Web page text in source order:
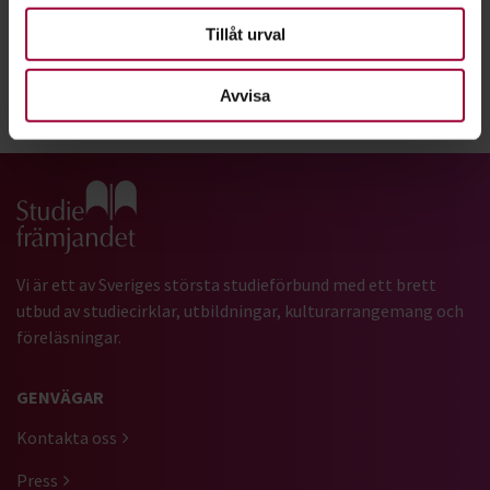
Tillåt urval
Avvisa
Dela: Facebook LinkedIn E-mail
Gå till studiefrämjandets startsida
Vi är ett av Sveriges största studieförbund med ett brett
utbud av studiecirklar, utbildningar, kulturarrangemang och
föreläsningar.
GENVÄGAR
Kontakta oss
Press